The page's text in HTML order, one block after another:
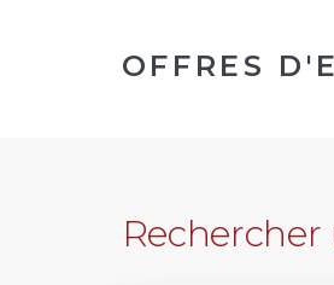
OFFRES